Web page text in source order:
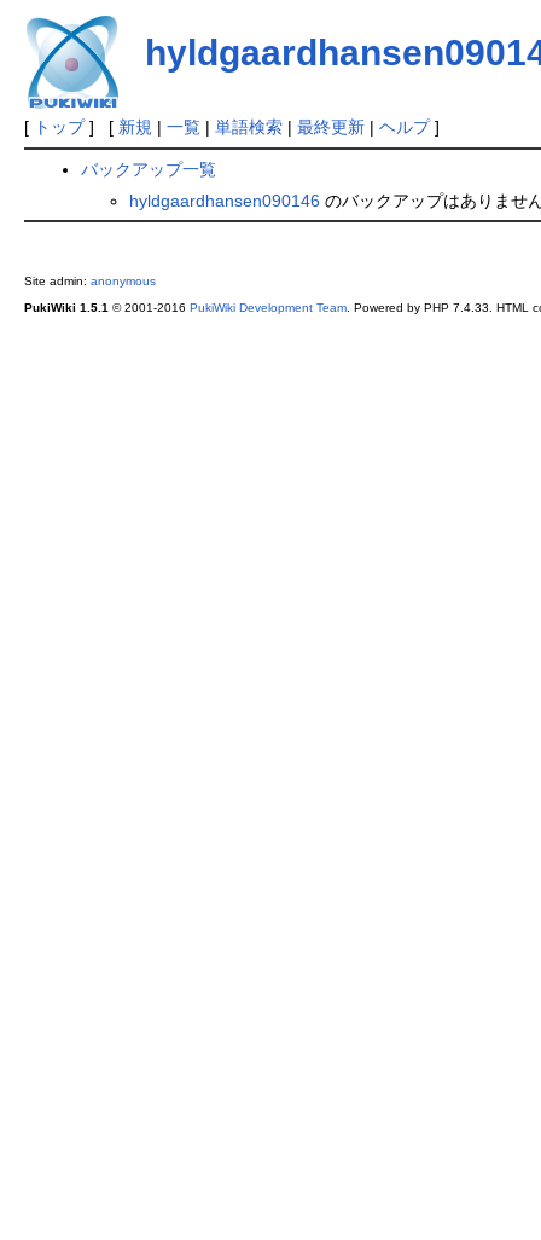
[ トップ] [ 新規 | 一覧| 単語検索| 最終更新| ヘルプ]
バックアップ一覧
hyldgaardhansen090146 のバックアップはありませ
Site admin: anonymous
PukiWiki 1.5.1 © 2001-2016 PukiWiki Development Team. Powered by PHP 7.4.33. HTML